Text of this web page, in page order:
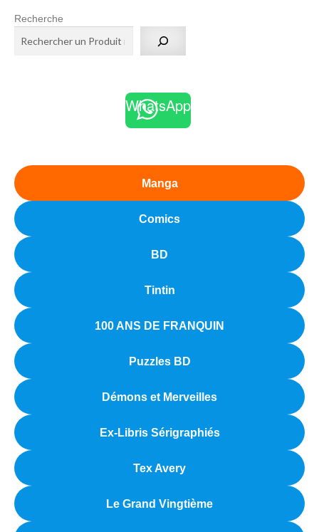
Recherche
WhatsApp
Manga
Comics
BD
Tintin
100 ANS DE FRANQUIN
Puzzles BD
Démons et Merveilles
Ex-Libris Sérigraphiés
Tex Avery
Le Grand Vingtième